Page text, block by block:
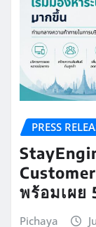
PRESS
พร้อมเผย
Pichaya